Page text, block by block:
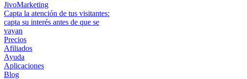
JivoMarketing
Capta la atención de tus visitantes:
capta su interés antes de que se
vayan
Precios
Afiliados
Ayuda
Aplicaciones
Blog